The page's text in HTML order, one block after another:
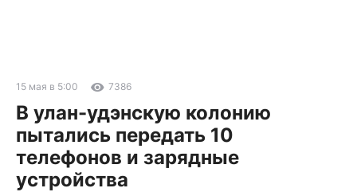
15 мая в 5:00 7386
В улан-удэнскую колонию
пытались передать 10
телефонов и зарядные
устройства